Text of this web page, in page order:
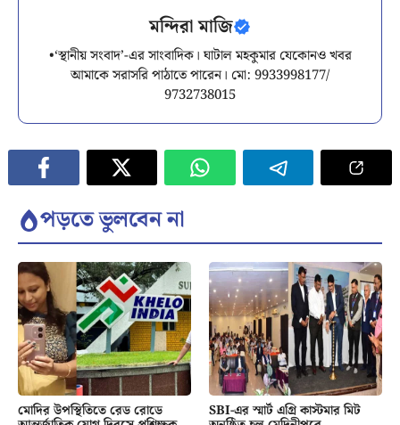
মন্দিরা মাজি
•‘স্থানীয় সংবাদ’-এর সাংবাদিক। ঘাটাল মহকুমার যেকোনও খবর
আমাকে সরাসরি পাঠাতে পারেন। মো: 9933998177/
9732738015
পড়তে ভুলবেন না
মোদির উপস্থিতিতে রেড রোডে SBI-এর স্মার্ট এগ্রি কাস্টমার মিট